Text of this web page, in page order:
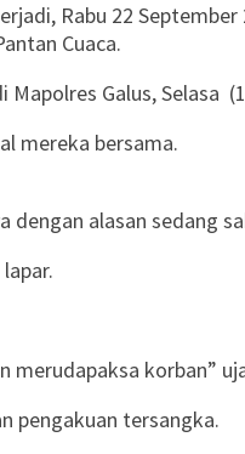
Rabu 22 September
Cuaca.
Galus, Selasa
mereka bersama.
dengan alasan sedang
merudapaksa korban”
pengakuan tersangka.